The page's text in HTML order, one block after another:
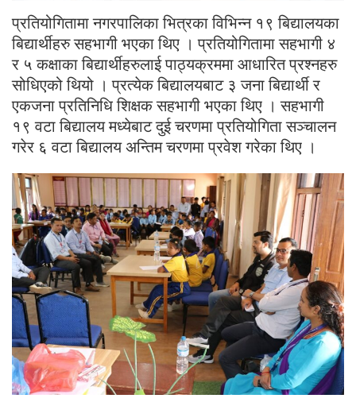
प्रतियोगितामा नगरपालिका भित्रका विभिन्न १९ बिद्यालयका
बिद्यार्थीहरु सहभागी भएका थिए । प्रतियोगितामा सहभागी ४
र ५ कक्षाका बिद्यार्थीहरुलाई पाठ्यक्रममा आधारित प्रश्नहरु
सोधिएको थियो । प्रत्येक बिद्यालयबाट ३ जना बिद्यार्थी र
एकजना प्रतिनिधि शिक्षक सहभागी भएका थिए । सहभागी
१९ वटा बिद्यालय मध्येबाट दुई चरणमा प्रतियोगिता सञ्चालन
गरेर ६ वटा बिद्यालय अन्तिम चरणमा प्रवेश गरेका थिए ।